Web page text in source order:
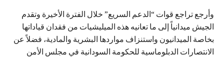
وأرجع تراجع قوات “الدعم السريع” خلال الفترة الأخيرة وتقدم
الجيش ميدانياً إلى ما تعانيه هذه الميليشيات من فقدان قياداتها
بخاصة الميدانيون واستنزاف مواردها البشرية والمادية، فضلاً عن
الانتصارات الدبلوماسية للحكومة السودانية في مجلس الأمن